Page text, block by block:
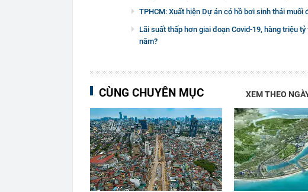
TPHCM: Xuất hiện Dự án có hồ bơi sinh thái muối
Lãi suất thấp hơn giai đoạn Covid-19, hàng triệu
năm?
CÙNG CHUYÊN MỤC XEM THEO